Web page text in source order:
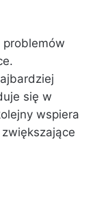
problemów
się w
wspiera